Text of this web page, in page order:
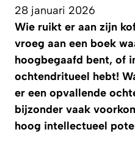
28 januari 2026
Wie ruikt er aan zijn
vroeg aan een boek
hoogbegaafd bent, of
ochtendritueel hebt!
er een opvallende
bijzonder vaak
hoog intellectueel